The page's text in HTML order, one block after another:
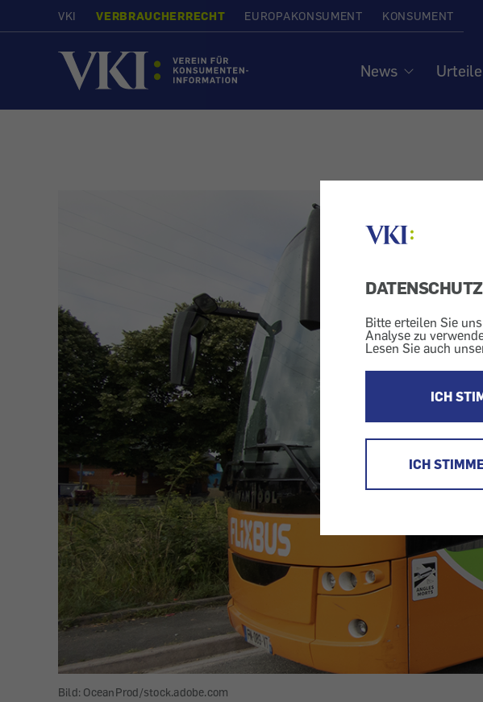
Bitte erteilen Sie
Analyse zu
Lesen Sie auch
ICH
ICH
VKI VERBRAUCHERRECHT EUROPAKONSUMENT KONSUMENT
Startseite
News Urteile
Bild: OceanProd/stock.adobe.com